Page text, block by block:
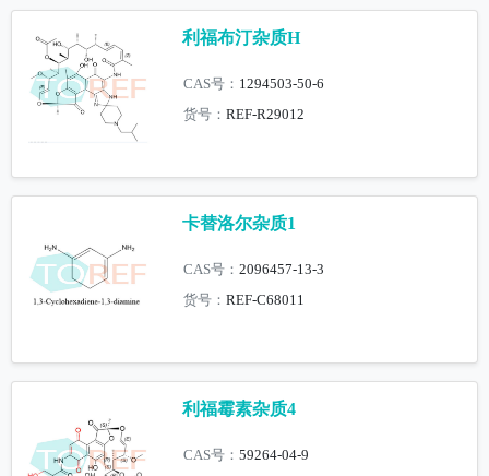
利福布汀杂质H
CAS号： 1294503-50-6
货号：REF-R29012
卡替洛尔杂质1
CAS号：2096457-13-3
货号：REF-C68011
利福霉素杂质4
CAS号：59264-04-9